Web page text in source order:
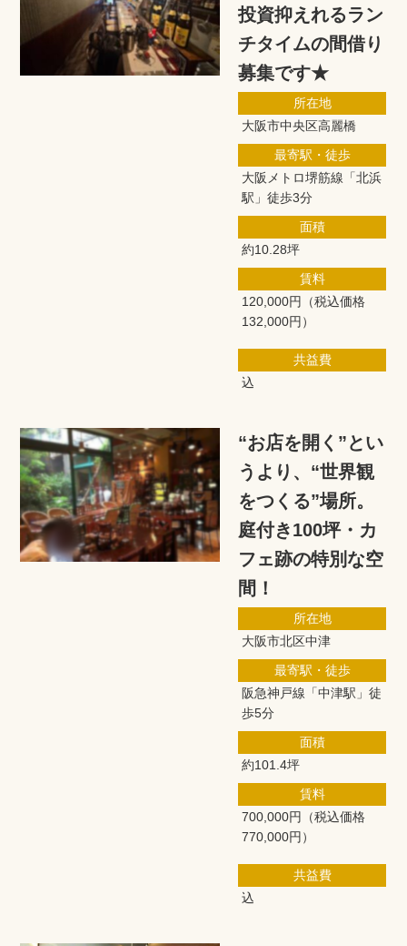
投資抑えれるラン
チタイムの間借り
募集です★
所在地
大阪市中央区高麗橋
最寄駅・徒歩
大阪メトロ堺筋線「北浜
駅」徒歩3分
面積
約10.28坪
賃料
120,000円
（税込価格
132,000円）
共益費
込
“お店を開く”とい
うより、“世界観
をつくる”場所。
庭付き100坪・カ
フェ跡の特別な空
間！
所在地
大阪市北区中津
最寄駅・徒歩
阪急神戸線「中津駅」徒
歩5分
面積
約101.4坪
賃料
700,000円
（税込価格
770,000円）
共益費
込